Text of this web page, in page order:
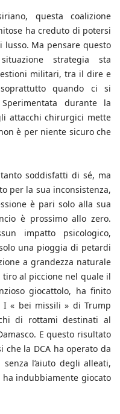
questa coalizione
ha creduto di potersi
Ma pensare questo
strategia sta
militari, tra il dire e
quando ci si
durante la
attacchi chirurgici mette
è per niente sicuro che
soddisfatti di sé, ma
per la sua inconsistenza,
è pari solo alla sua
è prossimo allo zero.
impatto psicologico,
una pioggia di petardi
a grandezza naturale
al piccione nel quale il
giocattolo, ha finito
I « bei missili » di Trump
di rottami destinati al
E questo risultato
la DCA ha operato da
l’aiuto degli alleati,
indubbiamente giocato